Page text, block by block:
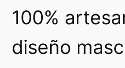
100%
diseño